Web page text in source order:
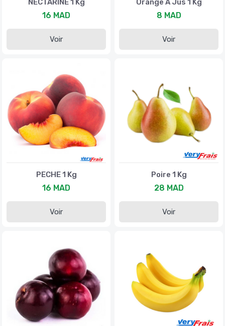
NECTARINE 1 Kg
16 MAD
Voir
Orange À Jus 1 Kg
8 MAD
Voir
PECHE 1 Kg
16 MAD
Voir
Poire 1 Kg
28 MAD
Voir